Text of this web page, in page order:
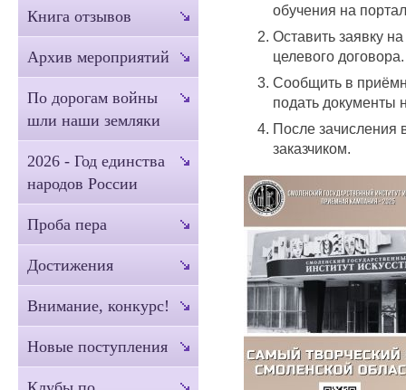
обучения на
Оставить заявку
целевого договора.
Сообщить в
подать документы
После зачисления
заказчиком.
Книга отзывов
Архив мероприятий
По дорогам войны
шли наши земляки
2026 - Год единства
народов России
Проба пера
Достижения
Внимание, конкурс!
Новые поступления